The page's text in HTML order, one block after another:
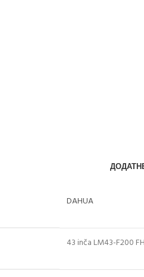
DAHUA
43 inča LM43-F200